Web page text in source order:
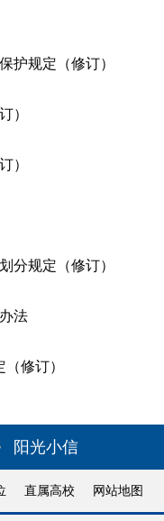
护规定（修订）
）
）
分规定（修订）
法
修订）
阳光小信
直属高校 网站地图